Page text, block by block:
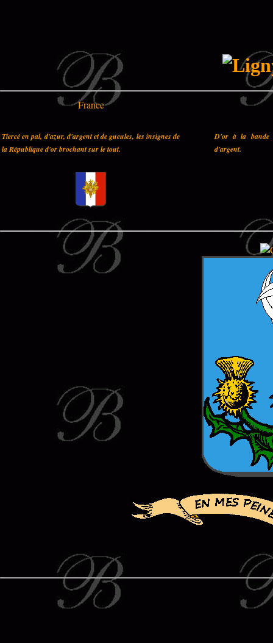
France
Tiercé en pal, d'azur, d'argent et de gueules, les insignes de
la République d'or brochant sur le tout.
D'or à la bande
d'argent.